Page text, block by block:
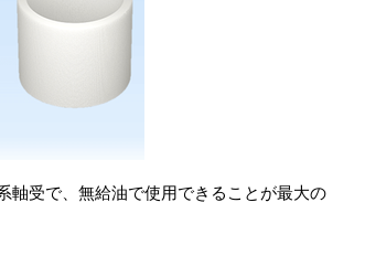
軸受で、無給油で使用できることが最大の